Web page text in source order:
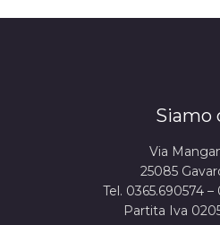
Siamo
Via
25085
Tel. 0365.690574 –
Partita Iva